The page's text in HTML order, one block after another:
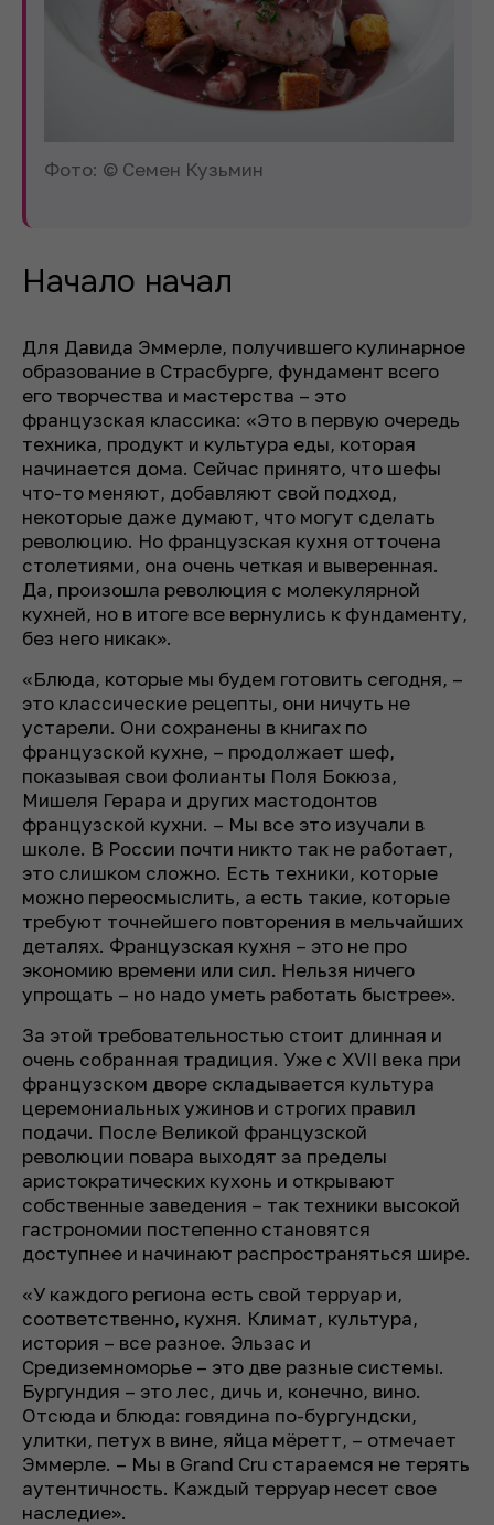
Фото: © Семен Кузьмин
Начало начал
Для Давида Эммерле, получившего кулинарное
образование в Страсбурге, фундамент всего
его творчества и мастерства – это
французская классика: «Это в первую очередь
техника, продукт и культура еды, которая
начинается дома. Сейчас принято, что шефы
что-то меняют, добавляют свой подход,
некоторые даже думают, что могут сделать
революцию. Но французская кухня отточена
столетиями, она очень четкая и выверенная.
Да, произошла революция с молекулярной
кухней, но в итоге все вернулись к фундаменту,
без него никак».
«Блюда, которые мы будем готовить сегодня, –
это классические рецепты, они ничуть не
устарели. Они сохранены в книгах по
французской кухне, – продолжает шеф,
показывая свои фолианты Поля Бокюза,
Мишеля Герара и других мастодонтов
французской кухни. – Мы все это изучали в
школе. В России почти никто так не работает,
это слишком сложно. Есть техники, которые
можно переосмыслить, а есть такие, которые
требуют точнейшего повторения в мельчайших
деталях. Французская кухня – это не про
экономию времени или сил. Нельзя ничего
упрощать – но надо уметь работать быстрее».
За этой требовательностью стоит длинная и
очень собранная традиция. Уже с XVII века при
французском дворе складывается культура
церемониальных ужинов и строгих правил
подачи. После Великой французской
революции повара выходят за пределы
аристократических кухонь и открывают
собственные заведения – так техники высокой
гастрономии постепенно становятся
доступнее и начинают распространяться шире.
«У каждого региона есть свой терруар и,
соответственно, кухня. Климат, культура,
история – все разное. Эльзас и
Средиземноморье – это две разные системы.
Бургундия – это лес, дичь и, конечно, вино.
Отсюда и блюда: говядина по-бургундски,
улитки, петух в вине, яйца мёретт, – отмечает
Эммерле. – Мы в Grand Cru стараемся не терять
аутентичность. Каждый терруар несет свое
наследие».